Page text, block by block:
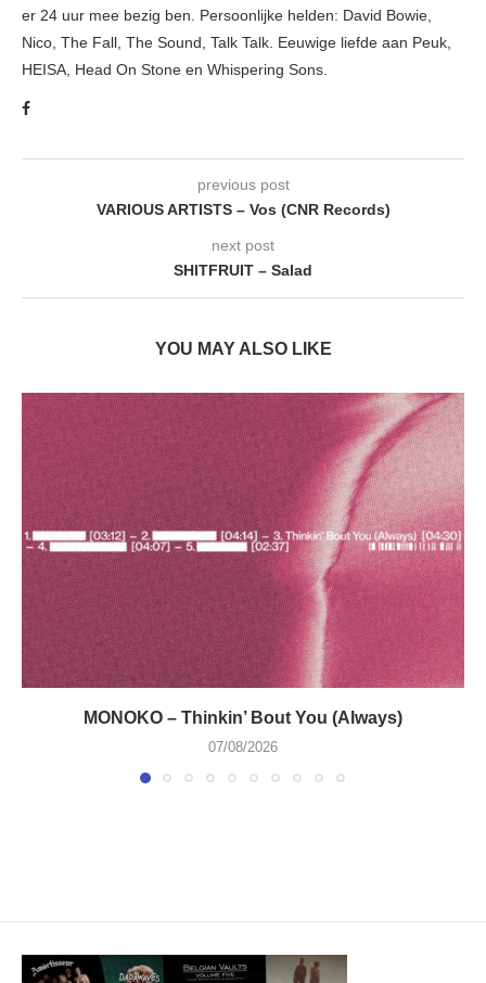
er 24 uur mee bezig ben. Persoonlijke helden: David Bowie,
Nico, The Fall, The Sound, Talk Talk. Eeuwige liefde aan Peuk,
HEISA, Head On Stone en Whispering Sons.
previous post
VARIOUS ARTISTS – Vos (CNR Records)
next post
SHITFRUIT – Salad
YOU MAY ALSO LIKE
MONOKO – Thinkin’ Bout You (Always)
07/08/2026